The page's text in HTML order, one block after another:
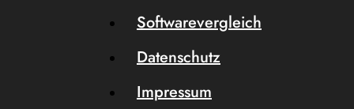
Softwarevergleich
Datenschutz
Impressum